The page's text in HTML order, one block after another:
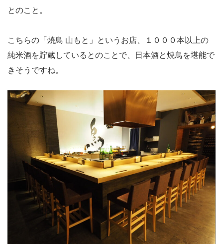
とのこと。
こちらの「焼鳥 山もと」というお店、１０００本以上の
純米酒を貯蔵しているとのことで、日本酒と焼鳥を堪能で
きそうですね。